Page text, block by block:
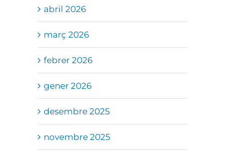
abril 2026
març 2026
febrer 2026
gener 2026
desembre 2025
novembre 2025